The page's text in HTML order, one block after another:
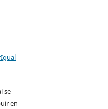
se
en